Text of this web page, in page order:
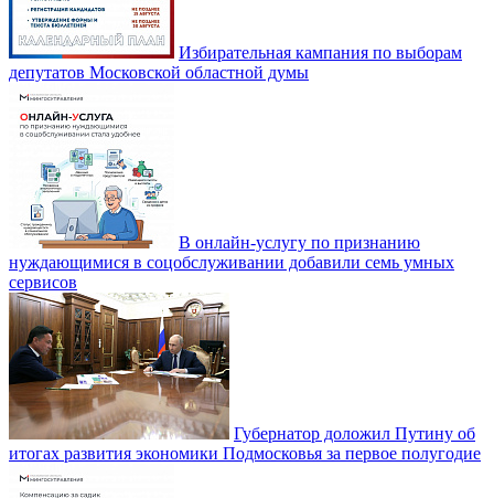
Избирательная кампания по выборам
депутатов Московской областной думы
В онлайн-услугу по признанию
нуждающимися в соцобслуживании добавили семь умных
сервисов
Губернатор доложил Путину об
итогах развития экономики Подмосковья за первое полугодие